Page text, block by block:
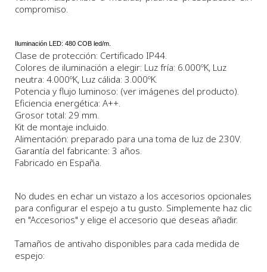
compromiso.
Iluminación LED: 480 COB led/m.
Clase de protección: Certificado IP44.
Colores de iluminación a elegir: Luz fría: 6.000ºK, Luz
neutra: 4.000ºK, Luz cálida: 3.000ºK.
Potencia y flujo luminoso: (ver imágenes del producto).
Eficiencia energética: A++.
Grosor total: 29 mm.
Kit de montaje incluido.
Alimentación: preparado para una toma de luz de 230V.
Garantía del fabricante: 3 años.
Fabricado en España.
No dudes en echar un vistazo a los accesorios opcionales
para configurar el espejo a tu gusto. Simplemente haz clic
en "Accesorios" y elige el accesorio que deseas añadir.
Tamaños de antivaho disponibles para cada medida de
espejo: